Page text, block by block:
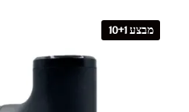
מבצע 10+1